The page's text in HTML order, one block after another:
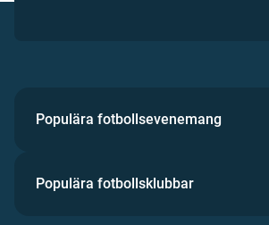
Populära fotbollsevenemang
Populära fotbollsklubbar